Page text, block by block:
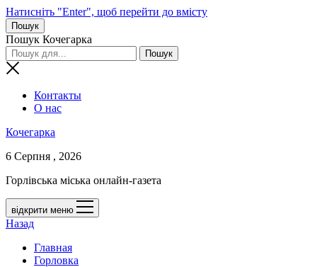
Натисніть "Enter", щоб перейти до вмісту
Пошук
Пошук Кочегарка
Контакты
О нас
Кочегарка
6 Серпня , 2026
Горлівська міська онлайн-газета
відкрити меню
Назад
Главная
Горловка